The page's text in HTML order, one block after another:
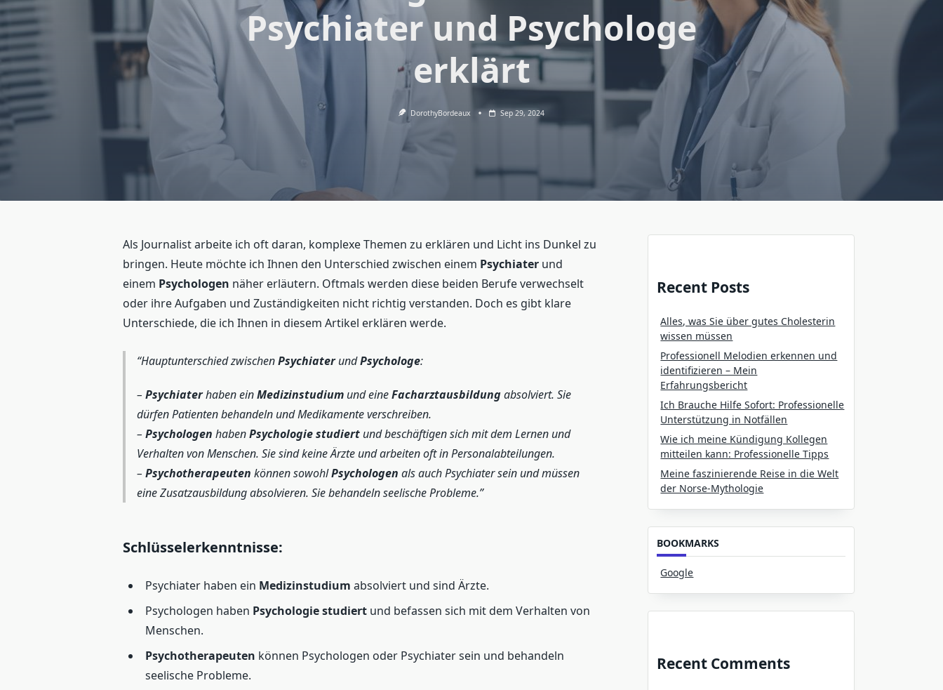
Psychiater und Psychologe
erklärt
DorothyBordeaux Sep 29, 2024
Als Journalist arbeite ich oft daran, komplexe Themen zu erklären und Licht ins Dunkel zu
bringen. Heute möchte ich Ihnen den Unterschied zwischen einem Psychiater und
einem Psychologen näher erläutern. Oftmals werden diese beiden Berufe verwechselt
oder ihre Aufgaben und Zuständigkeiten nicht richtig verstanden. Doch es gibt klare
Unterschiede, die ich Ihnen in diesem Artikel erklären werde.
Hauptunterschied zwischenPsychiaterundPsychologe:
–Psychiaterhaben einMedizinstudium und eineFacharztausbildungabsolviert. Sie
dürfen Patienten behandeln und Medikamente verschreiben.
–Psychologen habenPsychologie studiert und beschäftigen sich mit dem Lernen und
Verhalten von Menschen. Sie sind keine Ärzte und arbeiten oft in Personalabteilungen.
–Psychotherapeuten können sowohlPsychologen als auch Psychiater sein und müssen
eine Zusatzausbildung absolvieren. Sie behandeln seelische Probleme.
Schlüsselerkenntnisse:
Psychiater haben ein Medizinstudium absolviert und sind Ärzte.
Psychologen haben Psychologie studiert und befassen sich mit dem Verhalten von
Menschen.
Psychotherapeuten können Psychologen oder Psychiater sein und behandeln
seelische Probleme.
Recent Posts
Alles, was Sie über gutes Cholesterin
wissen müssen
Professionell Melodien erkennen und
identifizieren – Mein
Erfahrungsbericht
Ich Brauche Hilfe Sofort: Professionelle
Unterstützung in Notfällen
Wie ich meine Kündigung Kollegen
mitteilen kann: Professionelle Tipps
Meine faszinierende Reise in die Welt
der Norse-Mythologie
BOOKMARKS
Google
Recent Comments